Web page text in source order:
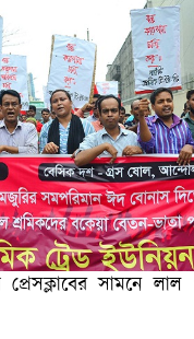
প্রেসক্লাবের সামনে